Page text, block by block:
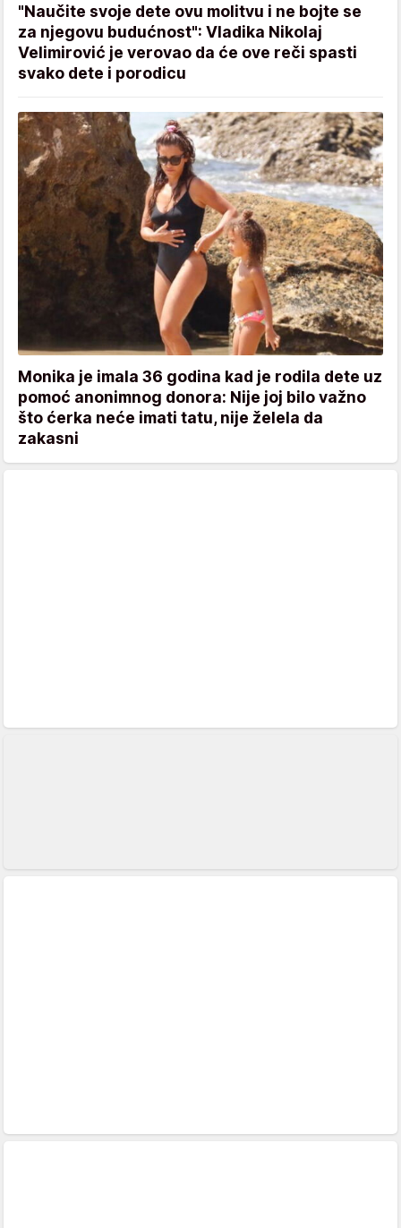
"Naučite svoje dete ovu molitvu i ne bojte se
za njegovu budućnost": Vladika Nikolaj
Velimirović je verovao da će ove reči spasti
svako dete i porodicu
Monika je imala 36 godina kad je rodila dete uz
pomoć anonimnog donora: Nije joj bilo važno
što ćerka neće imati tatu, nije želela da
zakasni